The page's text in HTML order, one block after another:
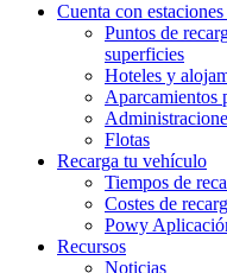
Cuenta con
Puntos de
superficies
Hoteles y
Aparcamientos
Flotas
Recarga tu vehículo
Tiempos de
Costes de
Powy
Recursos
Noticias